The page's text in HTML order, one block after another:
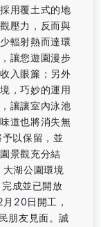
用覆土式的地
壓力，反而與
輻射熱而達環
讓您遊園漫步
入眼簾；另外
，巧妙的運用
讓讓室內泳池
道也將消失無
以保留，並
景觀充分結
湖公園環境
成並已開放
20日開工，
朋友見面。誠